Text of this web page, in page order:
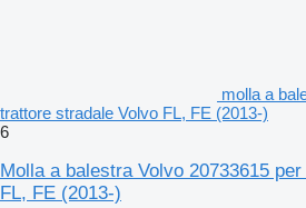
molla a
trattore stradale Volvo FL, FE (2013-)
6
Molla a balestra Volvo 20733615
FL, FE (2013-)